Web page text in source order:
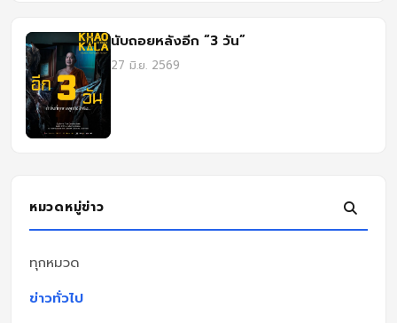
นับถอยหลังอีก “3 วัน”
27 มิ.ย. 2569
หมวดหมู่ข่าว
ทุกหมวด
ข่าวทั่วไป